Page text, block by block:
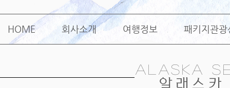
Alaska
알래스
HOME 회사소개 여행정보 패키지관광